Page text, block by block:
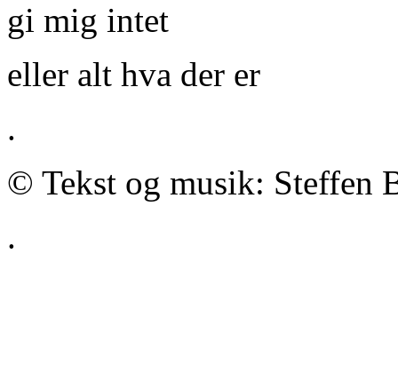
gi mig intet
eller alt hva der er
.
© Tekst og musik: Steffen
.